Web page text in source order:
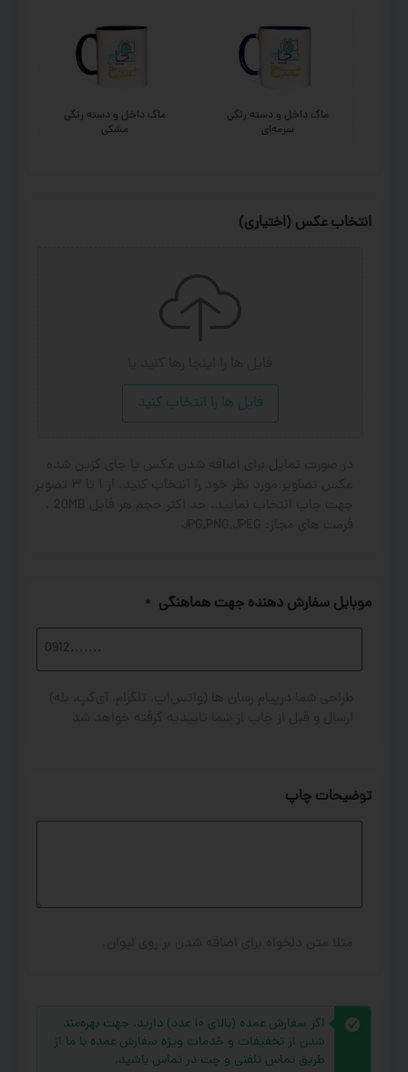
ماگ داخل و دسته رنگی
سرمه‌ای
ماگ داخل و دسته رنگی
مشکی
انتخاب عکس (اختیاری)
فایل ها را انتخاب کنید
موبایل سفارش دهنده جهت هماهنگی *
توضیحات چاپ
اگر سفارش عمده (بالای ۱۰ عدد) دارید، جهت بهره‌مند
شدن از تخفیفات و خدمات ویژه سفارش عمده با ما از
طریق تماس تلفنی و چت در تماس باشید.